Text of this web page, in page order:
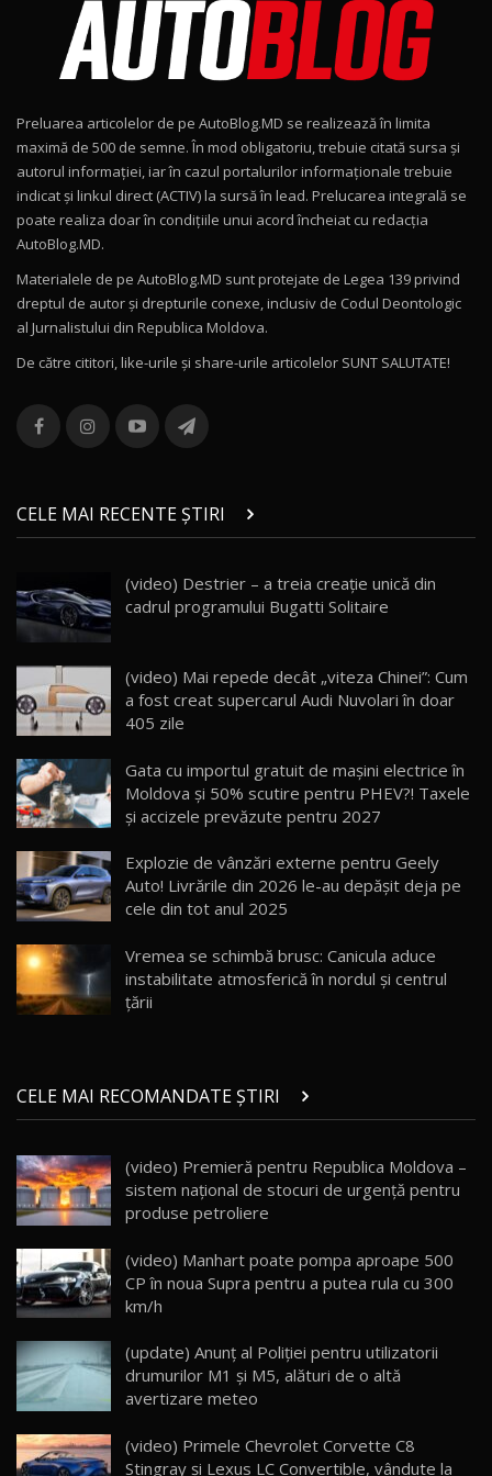
15:08
Noul Geely EX2 / Test Drive AutoBlog.MD
15:22
Mercedes-AMG E 53 HYBRID 4MATIC+ / Test
Drive AutoBlog.MD
16:27
11
Noul Volvo ES90 / Test Drive AutoBlog.MD
12
Noul MG HS / Test Drive AutoBlog.MD
16:48
13
combină aventura cu luxul / AutoBlog.MD
36:08
chinez care face lumea să se întoarcă după el
/ AutoBlog.MD
17:27
15 14:37
AutoBlogMD
13:10
17 20:06
Va fi modelul nr.1 BYD în Moldova? BYD Seal U
30:08
Noul Geely EX5 EM-i care a cucerit Moldova
AutoBlog.MD
23:36
20
21
Micul BYD Dolphin Surf / Test Drive
AutoBlog.MD
16:59
22
Noua Mazda 6e / Test Drive AutoBlog.MD
26:59
23
Lynk & Co 01 / Test Drive AutoBlog.MD
25:19
ZEEKR 009: Cel mai Performant și Confortabil
Van Electric Testat în Moldova / AutoBlog.MD
26:38
25
mai Exclusiv și Puternic Defender Testat în
Moldova
32:21
Preluarea articolelor de pe AutoBlog.MD se realizează în limita
maximă de 500 de semne. În mod obligatoriu, trebuie citată sursa și
autorul informației, iar în cazul portalurilor informaționale trebuie
indicat și linkul direct (ACTIV) la sursă în lead. Prelucarea integrală se
poate realiza doar în condițiile unui acord încheiat cu redacţia
AutoBlog.MD.
Materialele de pe AutoBlog.MD sunt protejate de Legea 139 privind
dreptul de autor și drepturile conexe, inclusiv de Codul Deontologic
al Jurnalistului din Republica Moldova.
De către cititori, like-urile şi share-urile articolelor SUNT SALUTATE!
CELE MAI RECENTE ȘTIRI
(video) Destrier – a treia creație unică din
cadrul programului Bugatti Solitaire
(video) Mai repede decât „viteza Chinei”: Cum
a fost creat supercarul Audi Nuvolari în doar
405 zile
Gata cu importul gratuit de mașini electrice în
Moldova și 50% scutire pentru PHEV?! Taxele
și accizele prevăzute pentru 2027
Explozie de vânzări externe pentru Geely
Auto! Livrările din 2026 le-au depășit deja pe
cele din tot anul 2025
Vremea se schimbă brusc: Canicula aduce
instabilitate atmosferică în nordul și centrul
țării
CELE MAI RECOMANDATE ȘTIRI
(video) Premieră pentru Republica Moldova –
sistem național de stocuri de urgență pentru
produse petroliere
(video) Manhart poate pompa aproape 500
CP în noua Supra pentru a putea rula cu 300
km/h
(update) Anunț al Poliției pentru utilizatorii
drumurilor M1 și M5, alături de o altă
avertizare meteo
(video) Primele Chevrolet Corvette C8
Stingray şi Lexus LC Convertible, vândute la